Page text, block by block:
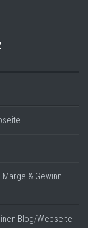
& Gewinn
Blog/Webseite